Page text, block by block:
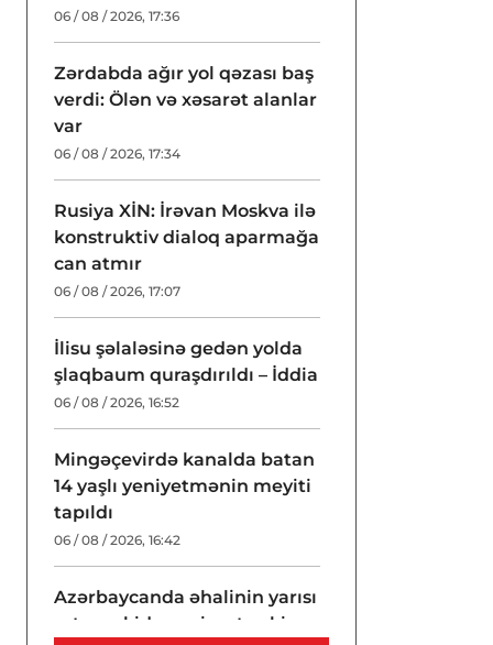
06 / 08 / 2026, 17:36
Zərdabda ağır yol qəzası baş
verdi: Ölən və xəsarət alanlar
var
06 / 08 / 2026, 17:34
Rusiya XİN: İrəvan Moskva ilə
konstruktiv dialoq aparmağa
can atmır
06 / 08 / 2026, 17:07
İlisu şəlaləsinə gedən yolda
şlaqbaum quraşdırıldı – İddia
06 / 08 / 2026, 16:52
Mingəçevirdə kanalda batan
14 yaşlı yeniyetmənin meyiti
tapıldı
06 / 08 / 2026, 16:42
Azərbaycanda əhalinin yarısı
artıq çəkidən əziyyət çəkir